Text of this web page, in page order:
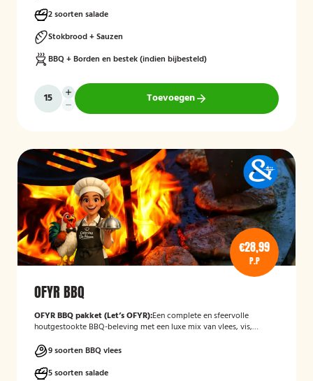
2 soorten salade
Stokbrood + Sauzen
BBQ + Borden en bestek (indien bijbesteld)
Toevoegen
€28,99
P.P
OFYR BBQ
OFYR BBQ pakket (Let’s OFYR):Een complete en sfeervolle
houtgestookte BBQ-beleving met een luxe mix van vlees, vis,
benodigdheden en volledig verzorgd in all-in pakket.
9 soorten BBQ vlees
5 soorten salade